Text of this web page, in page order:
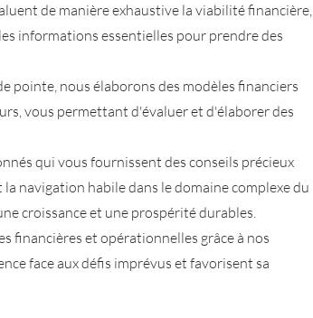
de manière exhaustive la viabilité financière,
informations essentielles pour prendre des
pointe, nous élaborons des modèles financiers
vous permettant d'évaluer et d'élaborer des
qui vous fournissent des conseils précieux
navigation habile dans le domaine complexe du
croissance et une prospérité durables.
financières et opérationnelles grâce à nos
face aux défis imprévus et favorisent sa